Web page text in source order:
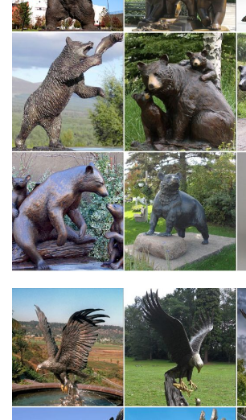
Палех, Федоскино.Павловопосадские
Жостово, Береста, Фигурки, статуэтки
Статуэтки собак – купить в Москве в
PSYCHEDELYC ДЕТИ ЖИВОТНЫЕ Символ
Статуэтки.Интернет-магазин "МегаТерем"
статуэтки собак. При заказе от 4990
бесплатная доставка по Москве (в
Петербургу.
Статуэтки собаки символ 2018 года
Магниты календари статуэтки сувениры
2018.Товары для сада и огорода407.
Средства защиты от моли17.Сувенир
2018 размер 4*2,5 см.
Статуэтки серии "Собаки". Доставка по
регионы. Самовывоз. Большой каталог.
для заказа: +7 (495) 970-76-41, +7 (495)
магазин Бельведор.
Символ 2018 года Собака с бесплатной
Символ 2018 года фигурки собак недорого